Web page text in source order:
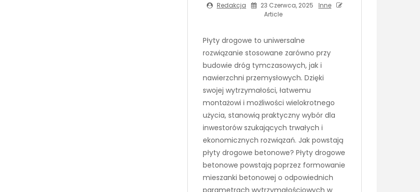
Redakcja 23 Czerwca, 2025
Inne
Article
Płyty drogowe to uniwersalne
rozwiązanie stosowane zarówno przy
budowie dróg tymczasowych, jak i
nawierzchni przemysłowych. Dzięki
swojej wytrzymałości, łatwemu
montażowi i możliwości wielokrotnego
użycia, stanowią praktyczny wybór dla
inwestorów szukających trwałych i
ekonomicznych rozwiązań. Jak powstają
płyty drogowe betonowe? Płyty drogowe
betonowe powstają poprzez formowanie
mieszanki betonowej o odpowiednich
parametrach wytrzymałościowych w